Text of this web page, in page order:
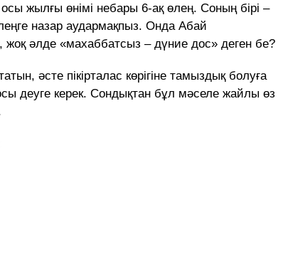
жылғы өнімі небары 6-ақ өлең. Соның бірі –
назар аудармақпыз. Онда Абай
әлде «махаббатсыз – дүние дос» деген бе?
әсте пікірталас көрігіне тамыздық болуға
деуге керек. Сондықтан бұл мәселе жайлы өз